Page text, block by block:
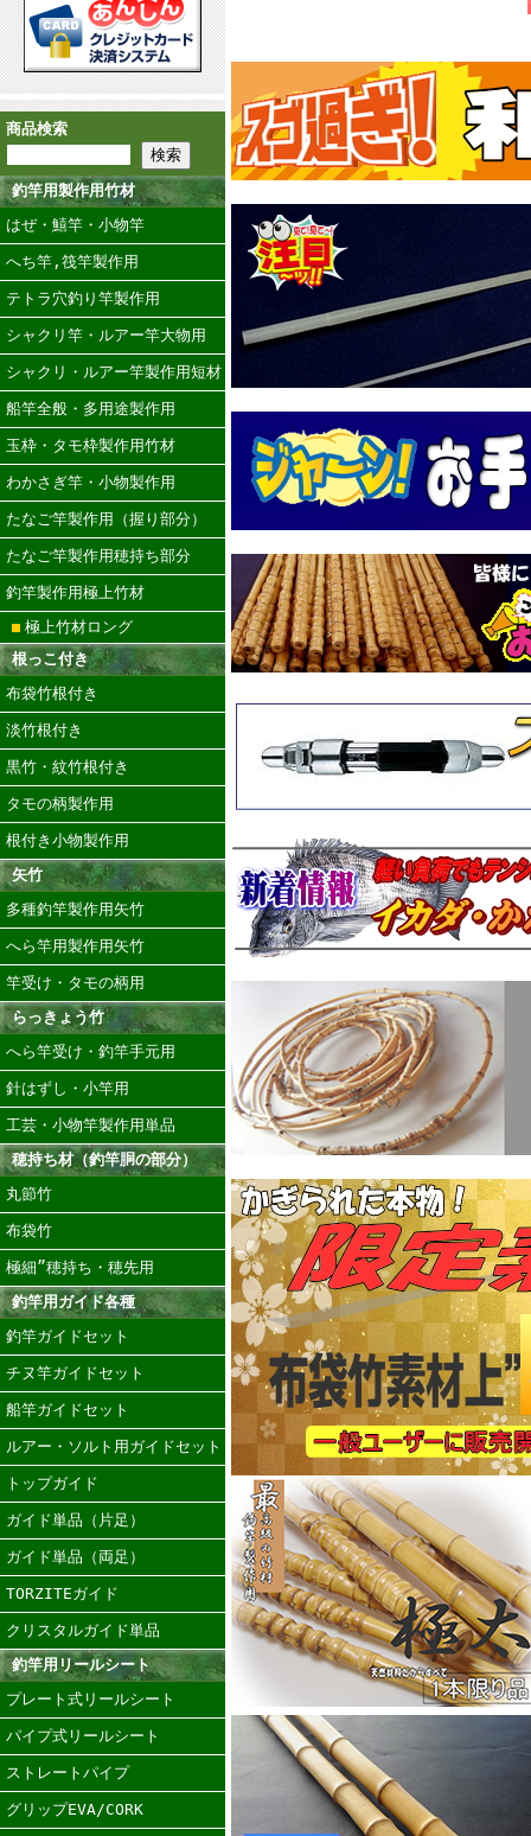
商品検索
釣竿用製作用竹材
はぜ・鱚竿・小物竿
へち竿,筏竿製作用
テトラ穴釣り竿製作用
シャクリ竿・ルアー竿大物用
シャクリ・ルアー竿製作用短材
船竿全般・多用途製作用
玉枠・タモ枠製作用竹材
わかさぎ竿・小物製作用
たなご竿製作用（握り部分）
たなご竿製作用穂持ち部分
釣竿製作用極上竹材
極上竹材ロング
根っこ付き
布袋竹根付き
淡竹根付き
黒竹・紋竹根付き
タモの柄製作用
根付き小物製作用
矢竹
多種釣竿製作用矢竹
へら竿用製作用矢竹
竿受け・タモの柄用
らっきょう竹
へら竿受け・釣竿手元用
針はずし・小竿用
工芸・小物竿製作用単品
穂持ち材（釣竿胴の部分）
丸節竹
布袋竹
極細”穂持ち・穂先用
釣竿用ガイド各種
釣竿ガイドセット
チヌ竿ガイドセット
船竿ガイドセット
ルアー・ソルト用ガイドセット
トップガイド
ガイド単品（片足）
ガイド単品（両足）
TORZITEガイド
クリスタルガイド単品
釣竿用リールシート
プレート式リールシート
パイプ式リールシート
ストレートパイプ
グリップEVA/CORK